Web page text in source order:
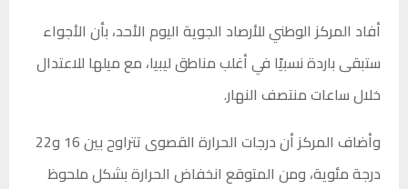
أفاد المركز الوطني للأرصاد الجوية اليوم الأحد، بأن الأجواء
ستبقى باردة نسبيًا في أغلب مناطق ليبيا، مع ميلها للاعتدال
خلال ساعات منتصف النهار.
وأضاف المركز أن درجات الحرارة القصوى تتراوح بين 16 و22
درجة مئوية، ومن المتوقع انخفاض الحرارة بشكل ملحوظ